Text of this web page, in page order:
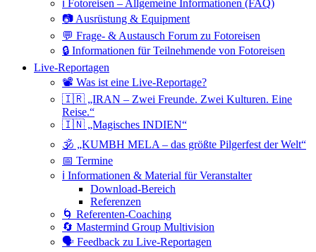
ℹ️ Fotoreisen – Allgemeine Informationen (FAQ)
📷 Ausrüstung & Equipment
💬 Frage- & Austausch Forum zu Fotoreisen
🔒 Informationen für Teilnehmende von Fotoreisen
Live-Reportagen
📽 Was ist eine Live-Reportage?
🇮🇷 „IRAN – Zwei Freunde. Zwei Kulturen. Eine
Reise.“
🇮🇳 „Magisches INDIEN“
🕉 „KUMBH MELA – das größte Pilgerfest der Welt“
📅 Termine
ℹ️ Informationen & Material für Veranstalter
Download-Bereich
Referenzen
🌀 Referenten-Coaching
🔄 Mastermind Group Multivision
🗣 Feedback zu Live-Reportagen